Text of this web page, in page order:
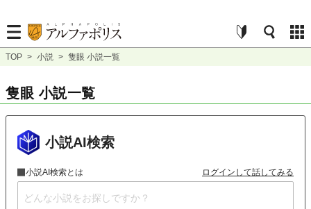
TOP > 小説 > 隻眼 小説一覧
隻眼 小説一覧
小説AI検索
小説AI検索とは ログインして話してみる